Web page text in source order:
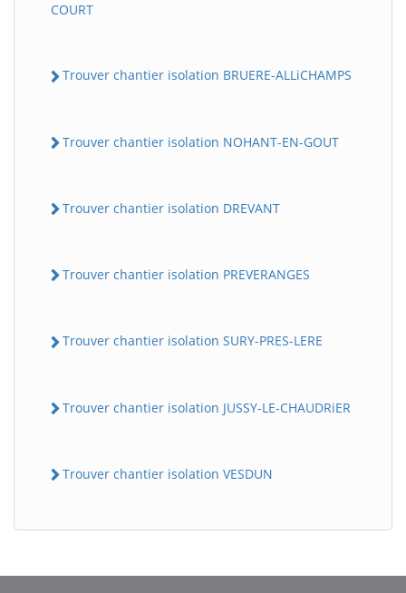
COURT
Trouver chantier isolation BRUERE-ALLiCHAMPS
Trouver chantier isolation NOHANT-EN-GOUT
Trouver chantier isolation DREVANT
Trouver chantier isolation PREVERANGES
Trouver chantier isolation SURY-PRES-LERE
Trouver chantier isolation JUSSY-LE-CHAUDRiER
Trouver chantier isolation VESDUN
BatiWebPro